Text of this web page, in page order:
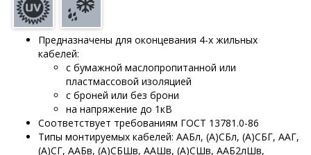
Предназначены для оконцевания 4-х жильных
кабелей:
с бумажной маслопропитанной или
пластмассовой изоляцией
с броней или без брони
на напряжение до 1кВ
Соответствует требованиям ГОСТ 13781.0-86
Типы монтируемых кабелей: ААБл, (А)СБл, (А)СБГ, ААГ,
(А)СГ, ААБв, (А)СБШв, ААШв, (А)СШв, ААБ2лШв,